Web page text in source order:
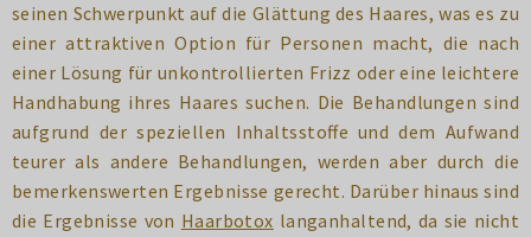
seinen Schwerpunkt auf die Glättung des Haares, was es zu
einer attraktiven Option für Personen macht, die nach
einer Lösung für unkontrollierten Frizz oder eine leichtere
Handhabung ihres Haares suchen. Die Behandlungen sind
aufgrund der speziellen Inhaltsstoffe und dem Aufwand
teurer als andere Behandlungen, werden aber durch die
bemerkenswerten Ergebnisse gerecht. Darüber hinaus sind
die Ergebnisse von Haarbotox langanhaltend, da sie nicht